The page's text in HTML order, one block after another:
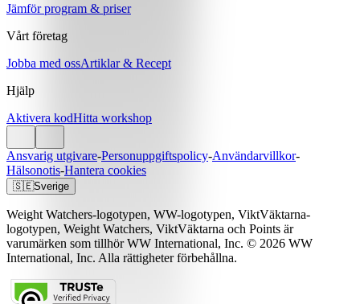
Jämför program & priser
Vårt företag
Jobba med ossArtiklar & Recept
Hjälp
Aktivera kodHitta workshop
Ansvarig utgivare-Personuppgiftspolicy-Användarvillkor-
Hälsonotis-Hantera cookies
🇸🇪Sverige
Weight Watchers-logotypen, WW-logotypen, ViktVäktarna-
logotypen, Weight Watchers, ViktVäktarna och Points är
varumärken som tillhör WW International, Inc. © 2026 WW
International, Inc. Alla rättigheter förbehållna.